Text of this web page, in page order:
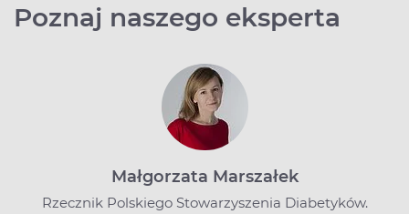
Poznaj naszego eksperta
Małgorzata Marszałek
Rzecznik Polskiego Stowarzyszenia Diabetyków.